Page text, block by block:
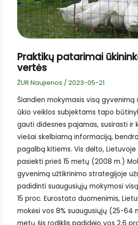
Praktikų patarimai
vertės
ŽUR Naujienos / 2023-05-21
Šiandien mokymasis visą gyvenimą
ūkio veiklos subjektams tapo
gauti didesnes pajamas, susirasti ir
viešai skelbiamą informaciją,
pagalbą kitiems. Vis dėlto,
pasiekti prieš 15 metų (2008 m.)
gyvenimą užtikrinimo strategijoje
padidinti suaugusiųjų mokymosi
15 proc. Eurostato duomenimis,
mokėsi vos 8% suaugusiųjų (25-64